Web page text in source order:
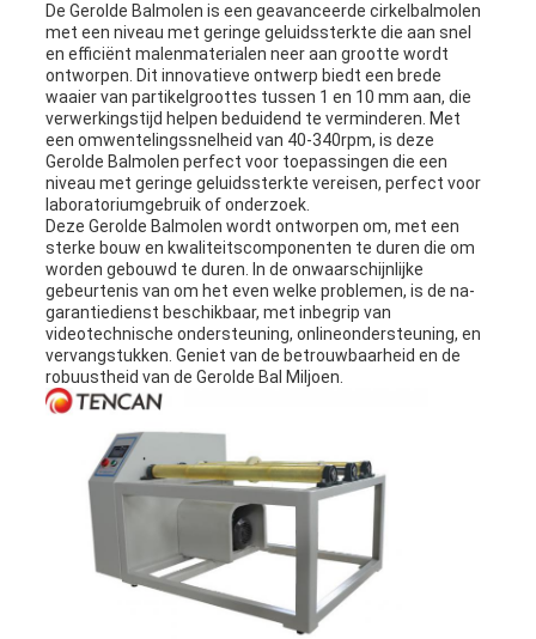
De Gerolde Balmolen is een geavanceerde cirkelbalmolen
met een niveau met geringe geluidssterkte die aan snel
en efficiënt malenmaterialen neer aan grootte wordt
ontworpen. Dit innovatieve ontwerp biedt een brede
waaier van partikelgroottes tussen 1 en 10 mm aan, die
verwerkingstijd helpen beduidend te verminderen. Met
een omwentelingssnelheid van 40-340rpm, is deze
Gerolde Balmolen perfect voor toepassingen die een
niveau met geringe geluidssterkte vereisen, perfect voor
laboratoriumgebruik of onderzoek.
Deze Gerolde Balmolen wordt ontworpen om, met een
sterke bouw en kwaliteitscomponenten te duren die om
worden gebouwd te duren. In de onwaarschijnlijke
gebeurtenis van om het even welke problemen, is de na-
garantiedienst beschikbaar, met inbegrip van
videotechnische ondersteuning, onlineondersteuning, en
vervangstukken. Geniet van de betrouwbaarheid en de
robuustheid van de Gerolde Bal Miljoen.